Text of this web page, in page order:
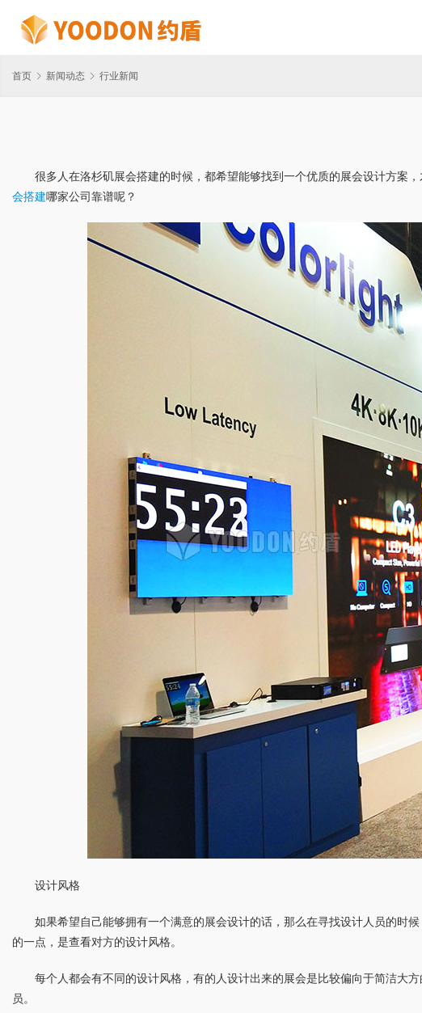
首页 新闻动态 行业新闻
很多人在洛杉矶展会搭建的时候，都希望能够找到一个优质的展会设计方案
会搭建哪家公司靠谱呢？
设计风格
如果希望自己能够拥有一个满意的展会设计的话，那么在寻找设计人员的时
的一点，是查看对方的设计风格。
每个人都会有不同的设计风格，有的人设计出来的展会是比较偏向于简洁大
员。